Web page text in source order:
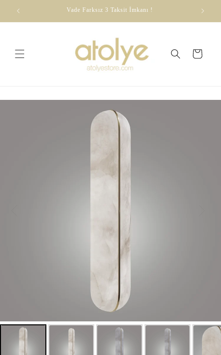
content
Vade Farksız 3 Taksit İmkanı !
Cart